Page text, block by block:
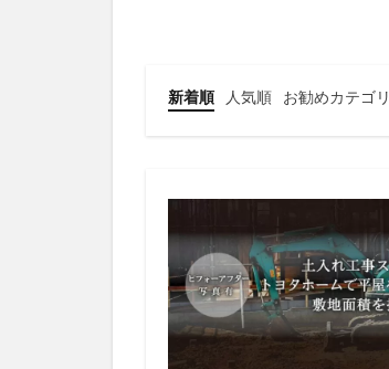
新着順 人気順 お勧めカテゴリ